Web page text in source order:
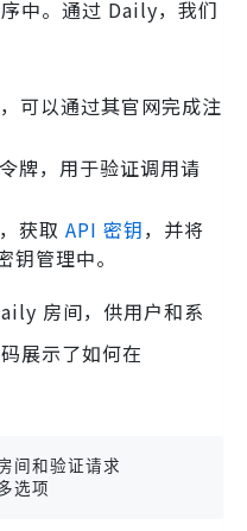
中。通过 Daily，我们
可以通过其官网完成注
牌，用于验证调用请
获取 API 密钥，并将
管理中。
房间，供用户和系
展示了如何在
和验证请求
选项